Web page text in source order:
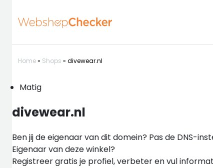
Home» Shops » divewear.nl
Matig
divewear.nl
Ben jij de eigenaar van dit domein? Pas de DNS-
Eigenaar van deze winkel?
Registreer gratis je profiel, verbeter en vul